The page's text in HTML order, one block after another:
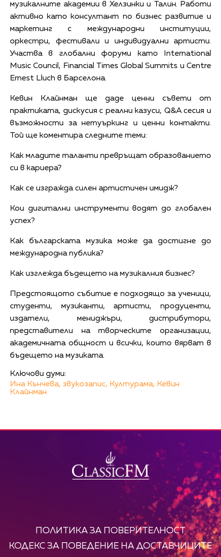
музикалните академии в Хелзинки и Талин. Работи
активно като консултант по бизнес развитие и
маркетинг с международни институции,
оркестри, фестивали и индивидуални артисти.
Участва в глобални форуми като International
Music Council, Financial Times Global Summits и Centre
Ernest Lluch в Барселона.
Кевин Клайнман ще даде ценни съвети от
практиката, дискусия с реални казуси, Q&A сесия и
възможности за нетуъркинг и ценни контакти.
Той ще коментира следните теми:
Как младите таланти превръщат образованието
си в кариера?
Как се изгражда силен артистичен имидж?
Кои дигитални инструменти водят до глобален
успех?
Как българската музика може да достигне до
международна публика?
Как изглежда бъдещето на музикалния бизнес?
Предстоящото събитие е подходящо за ученици,
студенти, музиканти, артисти, продуценти,
издатели, мениджъри, дистрибутори,
представители на творческите организации,
академичната общност и всички, които вярват в
бъдещето на музиката.
Ключови думи:
Ина Кънчева, звукозапис, Културама, Кевин
Клайнман
ПОЛИТИКА ЗА ПОВЕРИТЕЛНОСТ
КОДЕКС ЗА ПОВЕДЕНИЕ НА ДОСТАВЧИЦИТЕ